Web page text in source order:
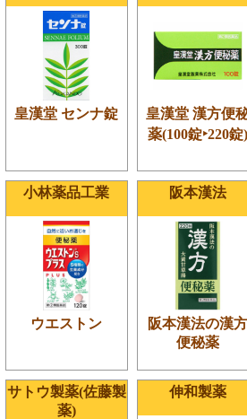
皇漢堂 センナ錠
皇漢堂 漢方便
薬(100錠‣220錠)
小林薬品工業
ウエストン
阪本漢法
阪本漢法の漢方
便秘薬
サトウ製薬(佐藤製
薬)
伸和製薬